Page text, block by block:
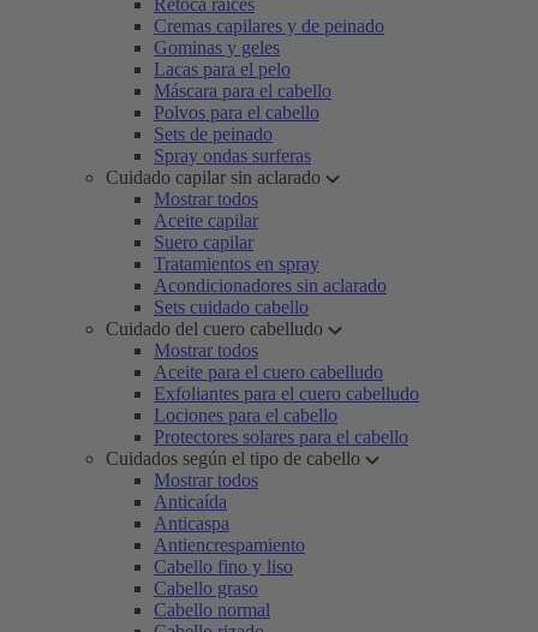
Retoca raíces
Cremas capilares y de peinado
Gominas y geles
Lacas para el pelo
Máscara para el cabello
Polvos para el cabello
Sets de peinado
Spray ondas surferas
Cuidado capilar sin aclarado
Mostrar todos
Aceite capilar
Suero capilar
Tratamientos en spray
Acondicionadores sin aclarado
Sets cuidado cabello
Cuidado del cuero cabelludo
Mostrar todos
Aceite para el cuero cabelludo
Exfoliantes para el cuero cabelludo
Lociones para el cabello
Protectores solares para el cabello
Cuidados según el tipo de cabello
Mostrar todos
Anticaída
Anticaspa
Antiencrespamiento
Cabello fino y liso
Cabello graso
Cabello normal